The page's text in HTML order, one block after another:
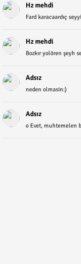
Hz mehdi
Fard karacaardıç
Hz mehdi
Bozkır yolören şeyh
Adsız
neden olmasin:)
Adsız
o Evet, muhtemelen